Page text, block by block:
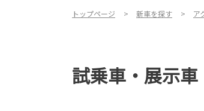
トップページ 新車を探す ア
試乗車・展示車